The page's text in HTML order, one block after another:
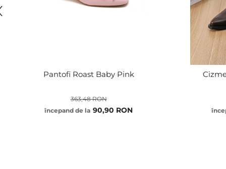
Pantofi Roast Baby Pink
începand de la 90,90 RON
363,48 RON